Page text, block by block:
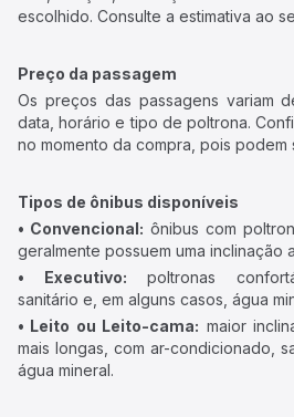
escolhido. Consulte a estimativa ao
Preço da passagem
Os preços das passagens variam
data, horário e tipo de poltrona.
no momento da compra, pois podem
Tipos de ônibus disponíveis
• Convencional: ônibus com
geralmente possuem uma inclinação
• Executivo: poltronas
sanitário e, em alguns casos, água
• Leito ou Leito-cama: maior
mais longas, com ar-condicionado,
água mineral.